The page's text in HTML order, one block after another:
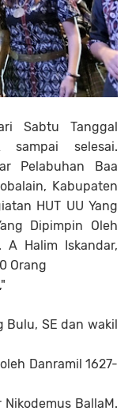
Sabtu Tanggal
sampai selesai.
Pelabuhan Baa
Kabupaten
HUT UU Yang
Dipimpin Oleh
A Halim Iskandar,
Orang
Bulu, SE dan wakil
Danramil 1627-
BallaM.